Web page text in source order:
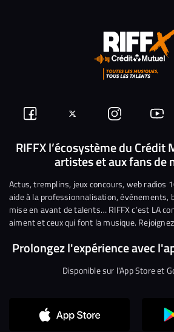
Continuer sans accepter
Suivez-
nous
Facebook
Suivez-
nous
sur
Twitter
Nous
rejoindre
sur
Instagram
RIFFX l’écosystème du Crédit
artistes et aux fans de
Actus, tremplins, jeux concours, web radios
aide à la professionnalisation, événements,
mise en avant de talents… RIFFX c’est LA
aiment et ceux qui font la musique.
Prolongez l'expérience avec
Disponible sur l'App Store et